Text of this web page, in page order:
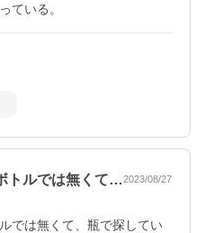
ている。
トルでは無くて…2023/08/27
では無くて、瓶で探してい